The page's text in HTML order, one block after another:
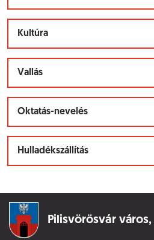
Kultúra
Vallás
Oktatás-nevelés
Hulladékszállítás
Pilisvörösvár város,